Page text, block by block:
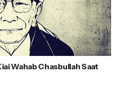
Wahab Chasbullah Saat